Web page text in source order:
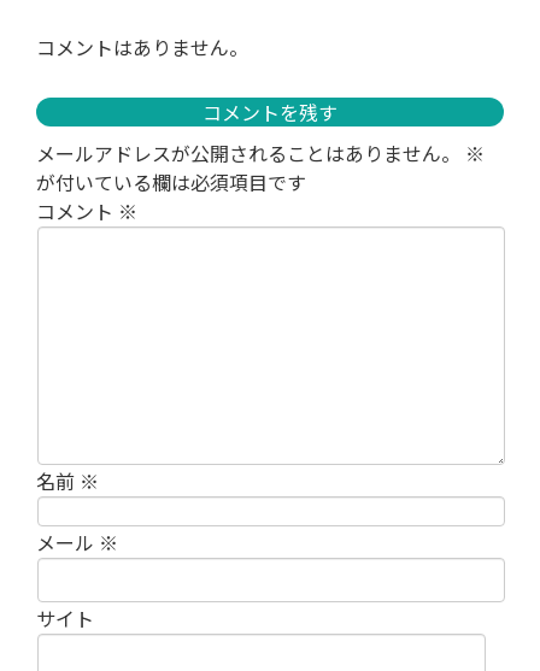
コメントはありません。
コメントを残す
メールアドレスが公開されることはありません。
※
が付いている欄は必須項目です
コメント ※
名前 ※
メール ※
サイト